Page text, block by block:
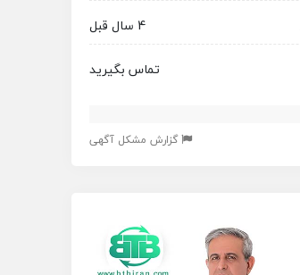
4 سال قبل
تماس بگیرید
گزارش مشکل آگهی